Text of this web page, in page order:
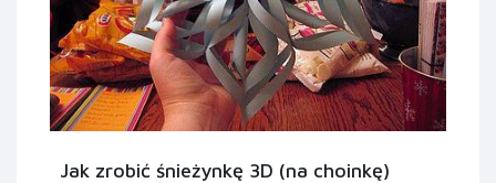
Jak zrobić śnieżynkę 3D (na choinkę)